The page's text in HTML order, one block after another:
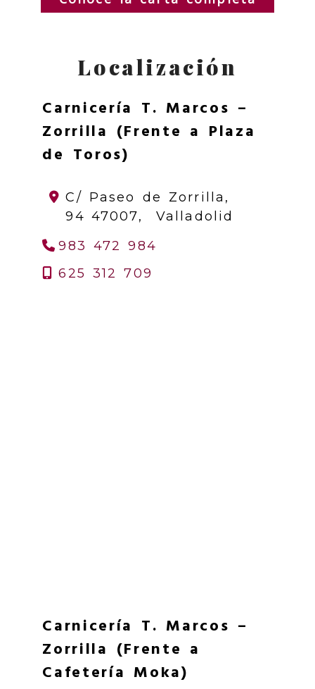
Localización
Carnicería T. Marcos –
Zorrilla (Frente a Plaza
de Toros)
C/ Paseo de Zorrilla,
94 47007,
Valladolid
983 472 984
625 312 709
Carnicería T. Marcos –
Zorrilla (Frente a
Cafetería Moka)